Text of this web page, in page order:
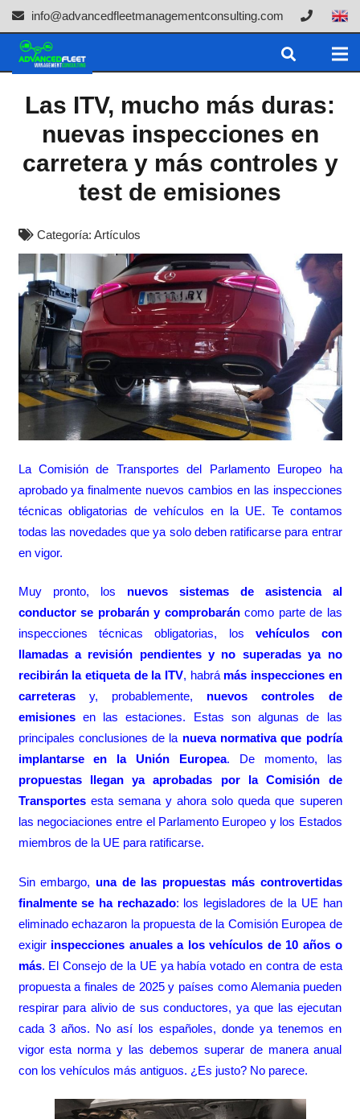
info@advancedfleetmanagementconsulting.com
Las ITV, mucho más duras:
nuevas inspecciones en
carretera y más controles y
test de emisiones
Categoría: Artículos
La Comisión de Transportes del Parlamento Europeo ha
aprobado ya finalmente nuevos cambios en las inspecciones
técnicas obligatorias de vehículos en la UE. Te contamos
todas las novedades que ya solo deben ratificarse para entrar
en vigor.
Muy pronto, los nuevos sistemas de asistencia al
conductor se probarán y comprobaráncomo parte de las
inspecciones técnicas obligatorias, losvehículos con
llamadas a revisión pendientes y no superadas ya no
recibirán la etiqueta de la ITV, habrá más inspecciones en
carreterasy, probablemente, nuevos controles de
emisionesen las estaciones. Estas son algunas de las
principales conclusiones de la nueva normativa que podría
implantarse en la Unión Europea. De momento, las
propuestas llegan ya aprobadas por la Comisión de
Transportesesta semana y ahora solo queda que superen
las negociaciones entre el Parlamento Europeo y los Estados
miembros de la UE para ratificarse.
Sin embargo, una de las propuestas más controvertidas
finalmente se ha rechazado: los legisladores de la UE han
eliminado echazaron la propuesta de la Comisión Europea de
exigir inspecciones anuales a los vehículos de 10 años o
más. El Consejo de la UE ya había votado en contra de esta
propuesta a finales de 2025 y países como Alemania pueden
respirar para alivio de sus conductores, ya que las ejecutan
cada 3 años. No así los españoles, donde ya tenemos en
vigor esta norma y las debemos superar de manera anual
con los vehículos más antiguos. ¿Es justo? No parece.